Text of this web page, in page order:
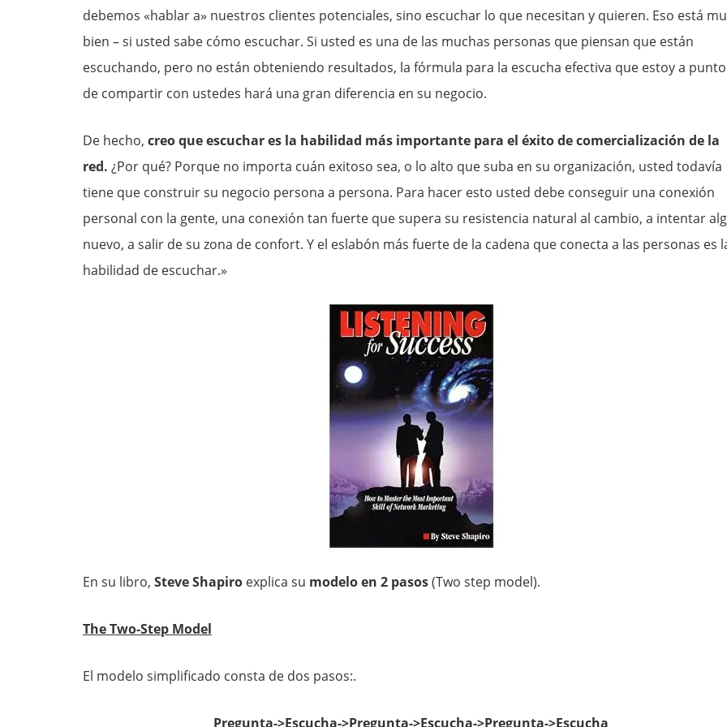
debemos «hablar a» nuestros clientes potenciales, sino escuchar lo que necesitan y quieren. Eso está
bien – si usted sabe cómo escuchar. Si usted es una de las muchas personas que piensan que están
escuchando, pero no están obteniendo resultados, la fórmula para la escucha efectiva que estoy a punto
de compartir con ustedes hará una gran diferencia en su negocio.
De hecho, creo que escuchar es la habilidad más importante para el éxito de comercialización de la
red. ¿Por qué? Porque no importa cuán exitoso sea, o lo alto que suba en su organización, usted todavía
tiene que construir su negocio persona a persona. Para hacer esto usted debe conseguir una conexión
personal con la gente, una conexión tan fuerte que supera su resistencia natural al cambio, a intentar
nuevo, a salir de su zona de confort. Y el eslabón más fuerte de la cadena que conecta a las personas es
habilidad de escuchar.»
En su libro, Steve Shapiro explica su modelo en 2 pasos(Two step model).
The Two-Step Model
El modelo simplificado consta de dos pasos:.
Pregunta->Escucha->Pregunta->Escucha->Pregunta->Escucha